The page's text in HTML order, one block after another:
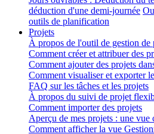
déduction d'une demi-journée
outils de planification
Projets
À propos de l'outil de gestion de
Comment créer et attribuer des
Comment ajouter des projets
Comment visualiser et exporter
FAQ sur les tâches et les projets
À propos du suivi de projet
Comment importer des projets
Aperçu de mes projets : une vue
Comment afficher la vue